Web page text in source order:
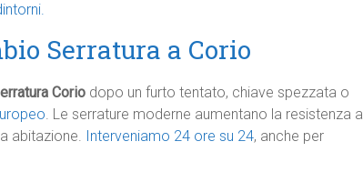
Serratura a Corio
Corio dopo un furto tentato, chiave spezzata o
. Le serrature moderne aumentano la resistenza a
abitazione. Interveniamo 24 ore su 24, anche per